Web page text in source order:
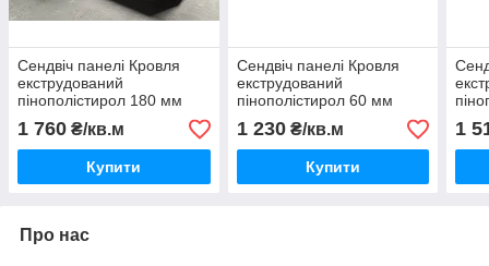
Сендвіч панелі Кровля
екструдований
пінополістирол 180 мм
1 760 ₴/кв.м
Купити
Сендвіч панелі Кровля
екструдований
пінополістирол 60 мм
1 230₴/кв.м
Купити
1
Про нас